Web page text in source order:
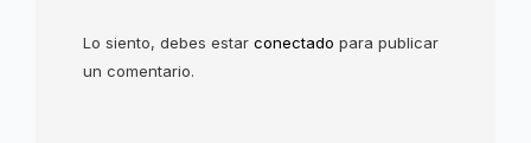
Lo siento, debes estar conectado para publicar
un comentario.